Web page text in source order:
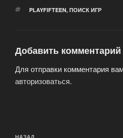
МЕТКИ
PLAYFIFTEEN, ПОИСК ИГР
Добавить комментарий
Для отправки комментария
авторизоваться.